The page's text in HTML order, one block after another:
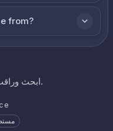
from?
ابحث وراقب وعالج بيانات الاعتماد المخترقة في ثوانٍ.